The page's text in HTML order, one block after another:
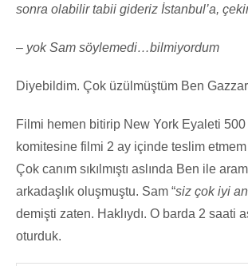
sonra olabilir tabii gideriz İstanbul’a,
– yok Sam söylemedi…bilmiyordum
Diyebildim. Çok üzülmüştüm Ben
Filmi hemen bitirip New York Eyaleti 500
komitesine filmi 2 ay içinde teslim
Çok canım sıkılmıştı aslında Ben ile
arkadaşlık oluşmuştu. Sam “siz çok iyi
demişti zaten. Haklıydı. O barda 2 saati
oturduk.